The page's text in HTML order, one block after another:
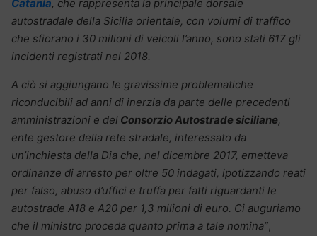
Catania, che rappresenta la principale dorsale
autostradale della Sicilia orientale, con volumi di traffico
che sfiorano i 30 milioni di veicoli l’anno, sono stati 617 gli
incidenti registrati nel 2018.
A ciò si aggiungano le gravissime problematiche
riconducibili ad anni di inerzia da parte delle precedenti
amministrazioni e del Consorzio Autostrade siciliane,
ente gestore della rete stradale, interessato da
un’inchiesta della Dia che, nel dicembre 2017, emetteva
ordinanze di arresto per oltre 50 indagati, ipotizzando reati
per falso, abuso d’uffici e truffa per fatti riguardanti le
autostrade A18 e A20 per 1,3 milioni di euro. Ci auguriamo
che il ministro proceda quanto prima a tale nomina”,